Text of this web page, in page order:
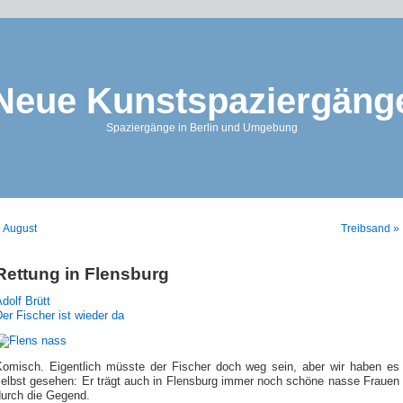
Spaziergänge in Berlin und Umgebung
August Treibsand »
in Flensburg
Brütt
Fischer ist wieder da
Eigentlich müsste der Fischer doch weg sein, aber wir haben es
gesehen: Er trägt auch in Flensburg immer noch schöne nasse Frauen
die Gegend.